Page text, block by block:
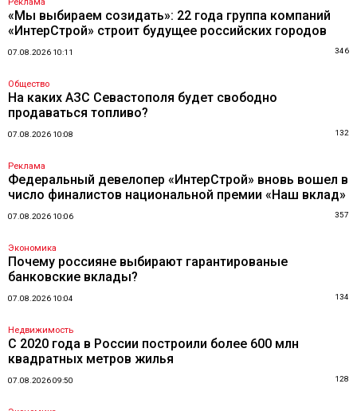
«Мы выбираем созидать»: 22 года группа компаний
«ИнтерСтрой» строит будущее российских городов
07.08.2026 10:11 346
Общество
На каких АЗС Севастополя будет свободно
продаваться топливо?
07.08.2026 10:08 132
Реклама
Федеральный девелопер «ИнтерСтрой» вновь вошел в
число финалистов национальной премии «Наш вклад»
07.08.2026 10:06 357
Экономика
Почему россияне выбирают гарантированые
банковские вклады?
07.08.2026 10:04 134
Недвижимость
С 2020 года в России построили более 600 млн
квадратных метров жилья
07.08.2026 09:50 128